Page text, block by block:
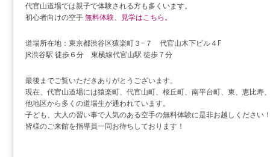
代官山道場では親子で体験される方も多くいます。
初心者向けの空手無料体験、見学はこちら。
道場所在地：東京都渋谷区猿楽町３−７ 代官山木下ビル４F
JR渋谷駅 徒歩６分 東横線代官山駅 徒歩７分
最後までご覧いただきありがとうございます。
現在、代官山道場には猿楽町、代官山町、桜丘町、南平台町、東、恵比寿
他地区から多くの道場生が通われています。
子ども、大人の習い事で人気のある空手の無料体験に是非お越しください
皆様のご来館を指導員一同お待ちしております！